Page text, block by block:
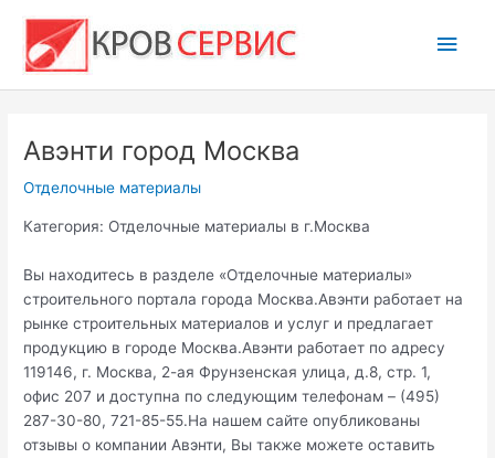
содержимому
Авэнти город Москва
Отделочные материалы
Категория: Отделочные материалы в г.Москва
Вы находитесь в разделе «Отделочные материалы»
строительного портала города Москва.Авэнти работает на
рынке строительных материалов и услуг и предлагает
продукцию в городе Москва.Авэнти работает по адресу
119146, г. Москва, 2-ая Фрунзенская улица, д.8, стр. 1,
офис 207 и доступна по следующим телефонам – (495)
287-30-80, 721-85-55.На нашем сайте опубликованы
отзывы о компании Авэнти, Вы также можете оставить